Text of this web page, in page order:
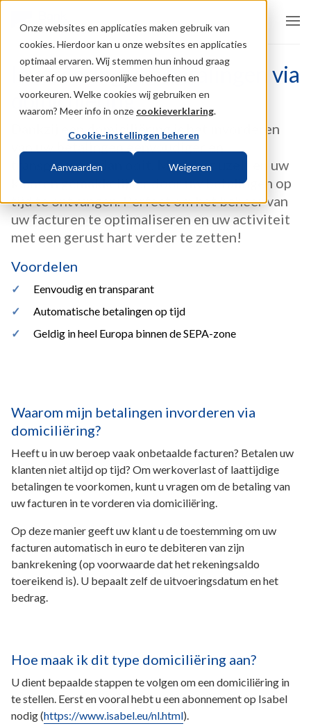
Onze websites en applicaties maken gebruik van
cookies. Hierdoor kan u onze websites en applicaties
optimaal ervaren. Wij stemmen hun inhoud graag
beter af op uw persoonlijke behoeften en
voorkeuren. Welke cookies wij gebruiken en
waarom? Meer info in onze cookieverklaring.
Cookie-instellingen beheren
Aanvaarden Weigeren
Invordering van betalingen via
domiciliëring
Dankzij een domiciliëring is het invorderen
transparanter dan ooit. Maak het uzelf en uw
klanten gemakkelijker door uw betalingen op
tijd te ontvangen. Perfect om het beheer van
uw facturen te optimaliseren en uw activiteit
met een gerust hart verder te zetten!
Voordelen
Eenvoudig en transparant
Automatische betalingen op tijd
Geldig in heel Europa binnen de SEPA-zone
Waarom mijn betalingen invorderen via
domiciliëring?
Heeft u in uw beroep vaak onbetaalde facturen? Betalen uw
klanten niet altijd op tijd? Om werkoverlast of laattijdige
betalingen te voorkomen, kunt u vragen om de betaling van
uw facturen in te vorderen via domiciliëring.
Op deze manier geeft uw klant u de toestemming om uw
facturen automatisch in euro te debiteren van zijn
bankrekening (op voorwaarde dat het rekeningsaldo
toereikend is). U bepaalt zelf de uitvoeringsdatum en het
bedrag.
Hoe maak ik dit type domiciliëring aan?
U dient bepaalde stappen te volgen om een domiciliëring in
te stellen. Eerst en vooral hebt u een abonnement op Isabel
nodig(https://www.isabel.eu/nl.html).